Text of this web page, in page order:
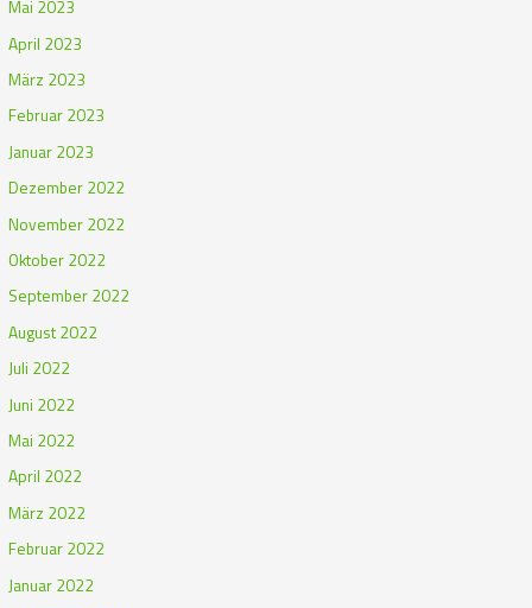
Mai 2023
April 2023
März 2023
Februar 2023
Januar 2023
Dezember 2022
November 2022
Oktober 2022
September 2022
August 2022
Juli 2022
Juni 2022
Mai 2022
April 2022
März 2022
Februar 2022
Januar 2022